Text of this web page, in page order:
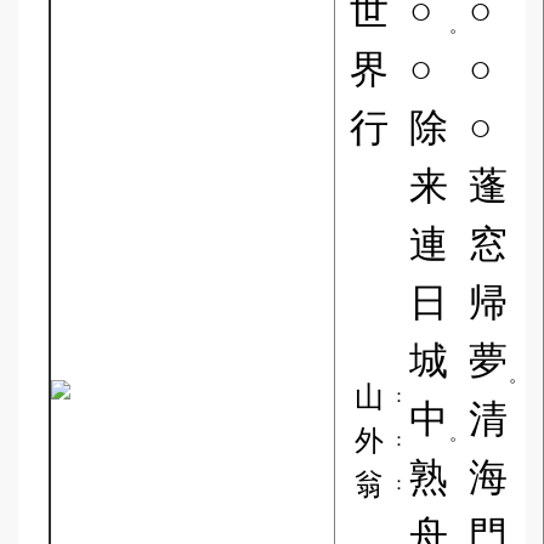
世
界
行
山 ：
外 ：
翁 ：
○ 。
○
除
来
連
日
城
中 。
熟
舟
○
○
○
蓬
窓
帰
夢 。
清
海
門